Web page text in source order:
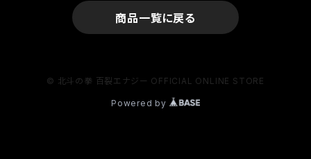
商品一覧に戻る
© 北斗の拳 百裂エナジー OFFICIAL ONLINE STORE
Powered by